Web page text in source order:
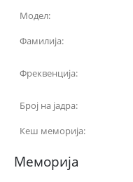
Модел:
Фамилија:
Фреквенција:
Број на јадра:
Кеш меморија:
Меморија